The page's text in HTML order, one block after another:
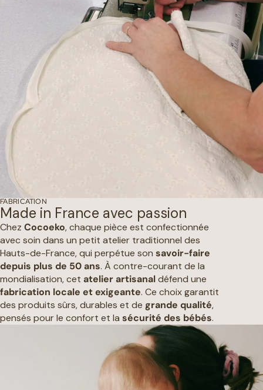
FABRICATION
Made in France avec passion
Chez Cocoeko, chaque pièce est confectionnée
avec soin dans un petit atelier traditionnel des
Hauts-de-France, qui perpétue son savoir-faire
depuis plus de 50 ans. À contre-courant de la
mondialisation, cet atelier artisanaldéfend une
fabrication locale et exigeante. Ce choix garantit
des produits sûrs, durables et de grande qualité,
pensés pour le confort et la sécurité des bébés.